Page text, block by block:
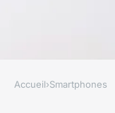
SMARTPHONES
Accueil›Smartphones